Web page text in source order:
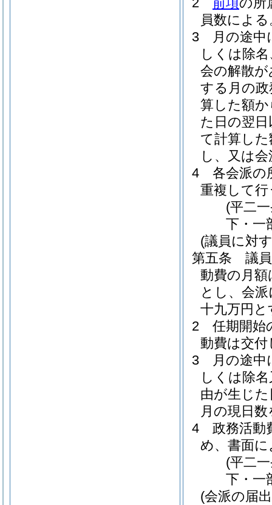
員数による
3
月の途中
しくは除
会の解散
する月の
算した額
た日の翌
て計算し
し、又は
4
各会派の
重複して
(平二
下・一
(議員に対
第五条
議員
動費の月
とし、会
十九万円と
2
任期開始
動費は交
3
月の途中
しくは除
由が生じ
月の現日
4
政務活動
め、書面
(平二
下・一
(会派の届